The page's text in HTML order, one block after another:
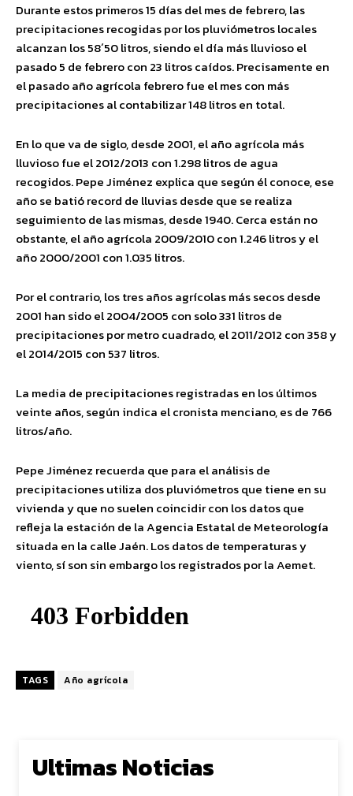
Durante estos primeros 15 días del mes de febrero, las
precipitaciones recogidas por los pluviómetros locales
alcanzan los 58´50 litros, siendo el día más lluvioso el
pasado 5 de febrero con 23 litros caídos. Precisamente en
el pasado año agrícola febrero fue el mes con más
precipitaciones al contabilizar 148 litros en total.
En lo que va de siglo, desde 2001, el año agrícola más
lluvioso fue el 2012/2013 con 1.298 litros de agua
recogidos. Pepe Jiménez explica que según él conoce, ese
año se batió record de lluvias desde que se realiza
seguimiento de las mismas, desde 1940. Cerca están no
obstante, el año agrícola 2009/2010 con 1.246 litros y el
año 2000/2001 con 1.035 litros.
Por el contrario, los tres años agrícolas más secos desde
2001 han sido el 2004/2005 con solo 331 litros de
precipitaciones por metro cuadrado, el 2011/2012 con 358 y
el 2014/2015 con 537 litros.
La media de precipitaciones registradas en los últimos
veinte años, según indica el cronista menciano, es de 766
litros/año.
Pepe Jiménez recuerda que para el análisis de
precipitaciones utiliza dos pluviómetros que tiene en su
vivienda y que no suelen coincidir con los datos que
refleja la estación de la Agencia Estatal de Meteorología
situada en la calle Jaén. Los datos de temperaturas y
viento, sí son sin embargo los registrados por la Aemet.
TAGS Año agrícola
Ultimas Noticias